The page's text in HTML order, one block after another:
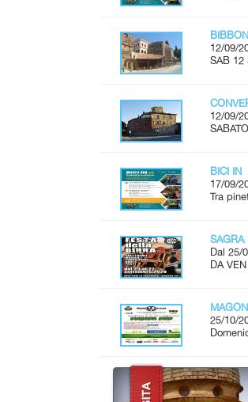
12/09/
SAB 12
12/09/
BICI IN
17/09/
Tra
SAGRA
Dal 25/
DA
25/10/